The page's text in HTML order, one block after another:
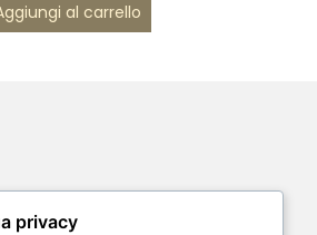
al carrello
privacy